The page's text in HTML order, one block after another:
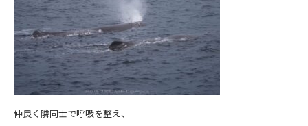
仲良く隣同士で呼吸を整え、